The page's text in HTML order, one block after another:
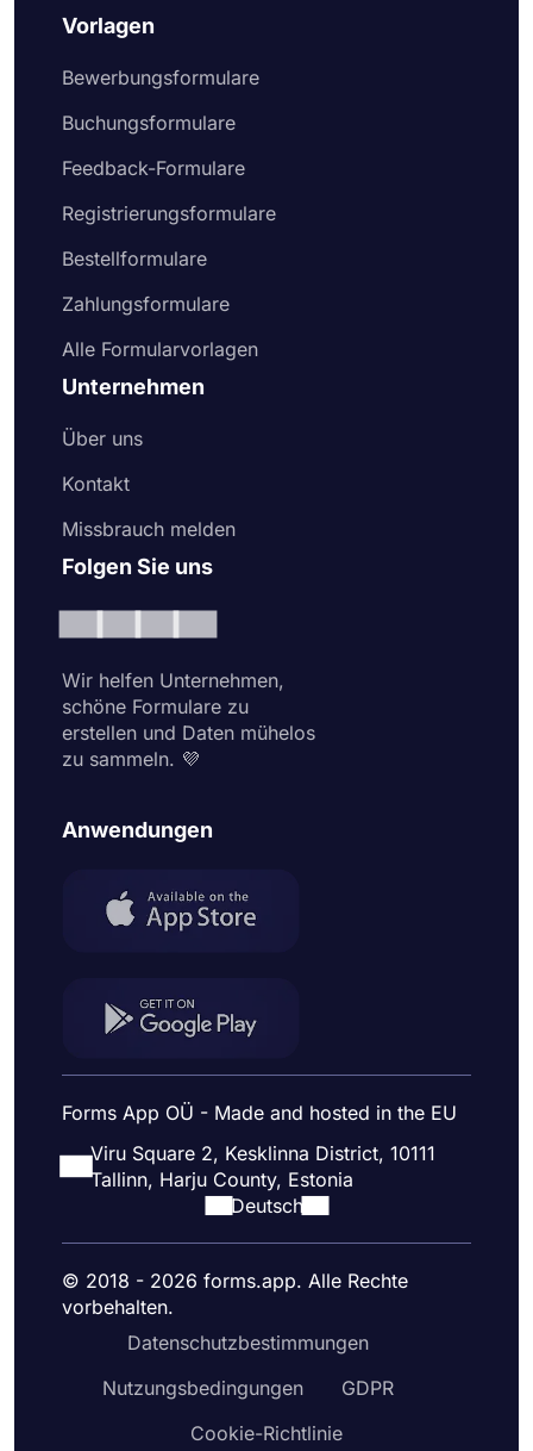
Vorlagen
Bewerbungsformulare
Buchungsformulare
Feedback-Formulare
Registrierungsformulare
Bestellformulare
Zahlungsformulare
Alle Formularvorlagen
Unternehmen
Über uns
Kontakt
Missbrauch melden
Folgen Sie uns
Wir helfen Unternehmen,
schöne Formulare zu
erstellen und Daten mühelos
zu sammeln. 💜
Anwendungen
Forms App OÜ - Made and hosted in the EU
Viru Square 2, Kesklinna District, 10111
Tallinn, Harju County, Estonia
Deutsch
© 2018 - 2026 forms.app. Alle Rechte
vorbehalten.
Datenschutzbestimmungen
Nutzungsbedingungen
GDPR
Cookie-Richtlinie